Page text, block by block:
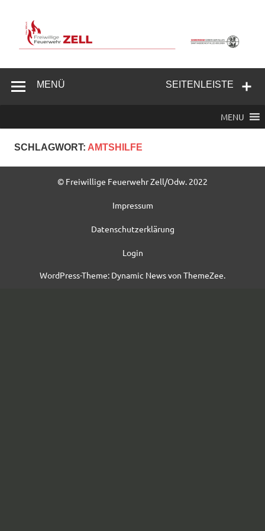
springen
Feuerwehr
SEITENLEISTE
MENÜ
MENU
SCHLAGWORT: AMTSHILFE
© Freiwillige Feuerwehr Zell/Odw. 2022
Impressum
Datenschutzerklärung
Login
WordPress-Theme: Dynamic News von ThemeZee.